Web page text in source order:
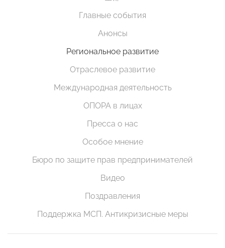
Главные события
Анонсы
Региональное развитие
Отраслевое развитие
Международная деятельность
ОПОРА в лицах
Пресса о нас
Особое мнение
Бюро по защите прав предпринимателей
Видео
Поздравления
Поддержка МСП. Антикризисные меры